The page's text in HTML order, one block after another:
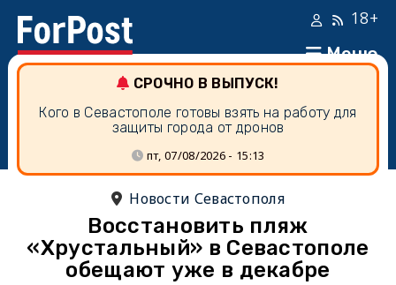
Меню
18+
СРОЧНО В ВЫПУСК!
Кого в Севастополе готовы взять на работу для
защиты города от дронов
пт, 07/08/2026 - 15:13
Новости Севастополя
Восстановить пляж
«Хрустальный» в Севастополе
обещают уже в декабре